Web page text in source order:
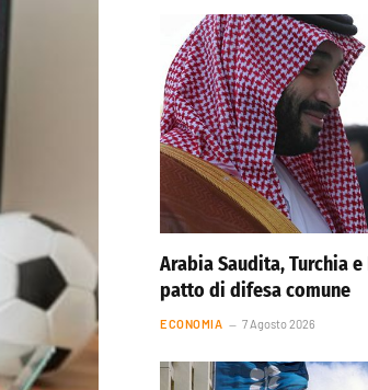
Arabia Saudita, Turchia
patto di difesa comune
ECONOMIA 7 Agosto 2026